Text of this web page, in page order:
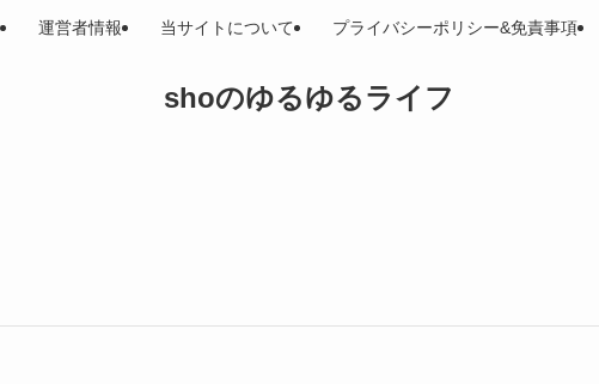
shoのゆるゆるライフ
運営者情報 当サイトについて プライバシーポリシー&免責事項